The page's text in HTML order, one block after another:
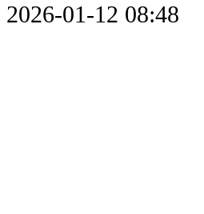
2026-01-12 08:48